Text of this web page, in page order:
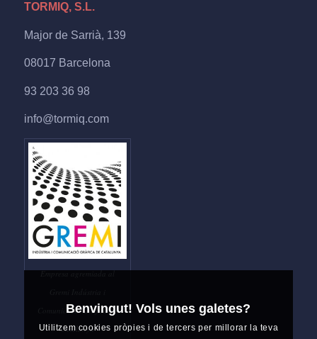
TORMIQ, S.L.
Major de Sarrià, 139
08017 Barcelona
93 203 36 98
info@tormiq.com
Empresa agremiada al
Comunicació Gràfica de
Catalunya
Benvingut! Vols unes galetes?
Utilitzem cookies pròpies i de tercers per millorar la teva